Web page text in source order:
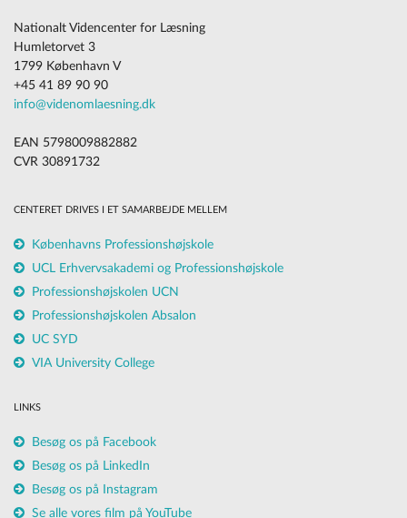
Nationalt Videncenter for Læsning
Humletorvet 3
1799 København V
+45 41 89 90 90
info@videnomlaesning.dk
EAN 5798009882882
CVR 30891732
CENTERET DRIVES I ET SAMARBEJDE MELLEM
Københavns Professionshøjskole
UCL Erhvervsakademi og Professionshøjskole
Professionshøjskolen UCN
Professionshøjskolen Absalon
UC SYD
VIA University College
LINKS
Besøg os på Facebook
Besøg os på LinkedIn
Besøg os på Instagram
Se alle vores film på YouTube